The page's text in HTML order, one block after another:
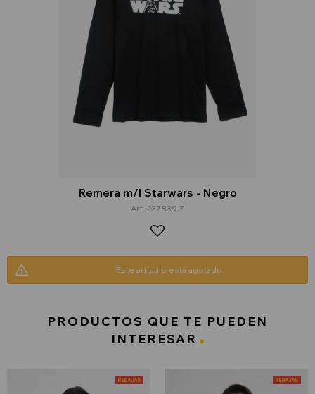
Remera m/l Starwars - Negro
237839-7
Este artículo está agotado.
PRODUCTOS QUE TE PUEDEN
INTERESAR